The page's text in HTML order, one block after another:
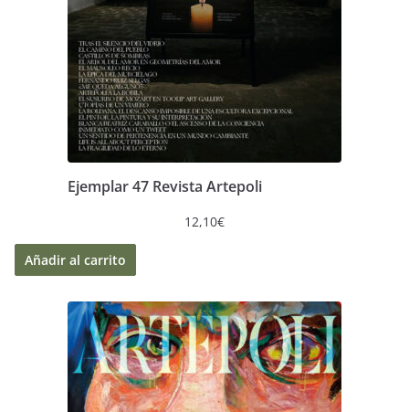
Ejemplar 47 Revista Artepoli
12,10€
Añadir al carrito